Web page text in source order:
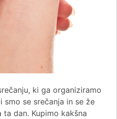
ki ga organiziramo
smo se srečanja in se že
dan. Kupimo kakšna